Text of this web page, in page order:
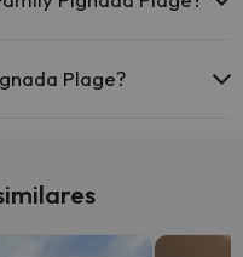
Plage?